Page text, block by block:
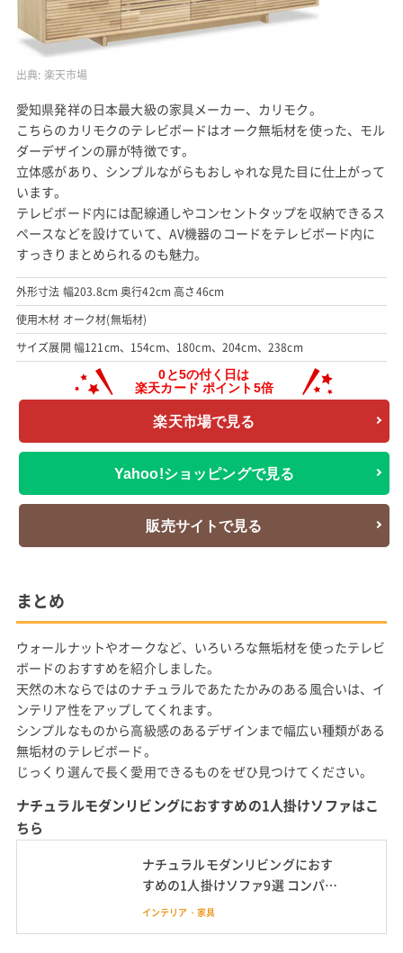
出典: 楽天市場
愛知県発祥の日本最大級の家具メーカー、カリモク。
こちらのカリモクのテレビボードはオーク無垢材を使った、モル
ダーデザインの扉が特徴です。
立体感があり、シンプルながらもおしゃれな見た目に仕上がって
います。
テレビボード内には配線通しやコンセントタップを収納できるス
ペースなどを設けていて、AV機器のコードをテレビボード内に
すっきりまとめられるのも魅力。
外形寸法 幅203.8cm 奥行42cm 高さ46cm
使用木材 オーク材(無垢材)
サイズ展開 幅121cm、154cm、180cm、204cm、238cm
楽天市場で見る
Yahoo!ショッピングで見る
販売サイトで見る
まとめ
ウォールナットやオークなど、いろいろな無垢材を使ったテレビ
ボードのおすすめを紹介しました。
天然の木ならではのナチュラルであたたかみのある風合いは、イ
ンテリア性をアップしてくれます。
シンプルなものから高級感のあるデザインまで幅広い種類がある
無垢材のテレビボード。
じっくり選んで長く愛用できるものをぜひ見つけてください。
ナチュラルモダンリビングにおすすめの1人掛けソファはこ
ちら
ナチュラルモダンリビングにおす
すめの1人掛けソファ9選 コンパク
トで組み合わせ自由、おしゃれな
インテリア・家具